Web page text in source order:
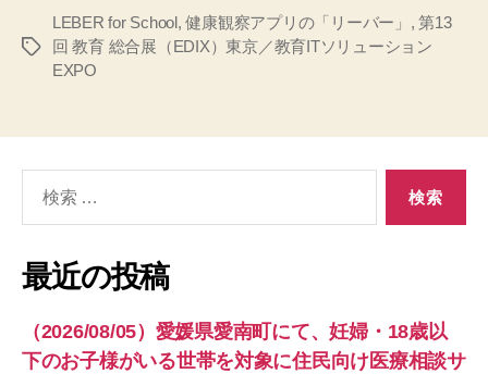
タ
LEBER for School,健康観察アプリの「リーバー」 ,第13
回 教育 総合展（EDIX）東京／教育ITソリューション
EXPO
象:
最近の投稿
（2026/08/05）愛媛県愛南町にて、妊婦・18歳以
下のお子様がいる世帯を対象に住民向け医療相談サ